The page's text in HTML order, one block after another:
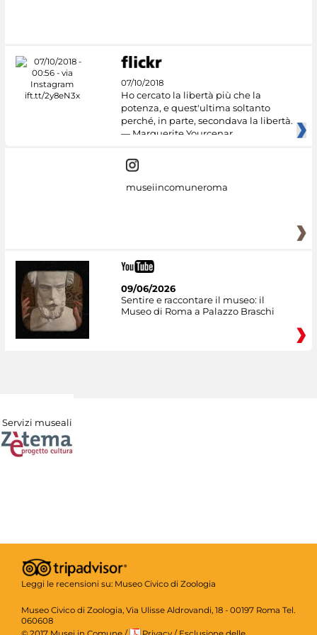
07/10/2018
Ho cercato la libertà più che la
potenza, e quest'ultima soltanto
perché, in parte, secondava la libertà.
— Marguerite Yourcenar
museiincomuneroma
09/06/2026
Sentire e raccontare il museo: il
Museo di Roma a Palazzo Braschi
Servizi museali
Leggi le recensioni su: Museo Civico di Zoologia
Museo Civico di Zoologia, Via Ulisse Aldrovandi, 18 - 00197 Roma Tel.
060608